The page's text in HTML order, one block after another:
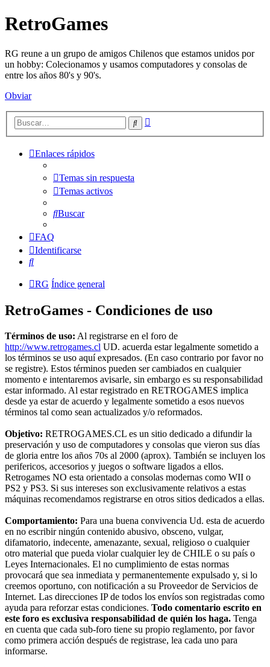
RetroGames
RG reune a un grupo de amigos Chilenos que estamos unidos por
un hobby: Colecionamos y usamos computadores y consolas de
entre los años 80's y 90's.
Obviar
Buscar
Enlaces rápidos
Temas sin respuesta
Temas activos
Buscar
FAQ
Identificarse
Buscar
RG Índice general
RetroGames - Condiciones de uso
Términos de uso: Al registrarse en el foro de
http://www.retrogames.cl UD. acuerda estar legalmente sometido a
los términos se uso aquí expresados. (En caso contrario por favor no
se registre). Estos términos pueden ser cambiados en cualquier
momento e intentaremos avisarle, sin embargo es su responsabilidad
estar informado. Al estar registrado en RETROGAMES implica
desde ya estar de acuerdo y legalmente sometido a esos nuevos
términos tal como sean actualizados y/o reformados.
Objetivo: RETROGAMES.CL es un sitio dedicado a difundir la
preservación y uso de computadores y consolas que vieron sus días
de gloria entre los años 70s al 2000 (aprox). También se incluyen los
perifericos, accesorios y juegos o software ligados a ellos.
Retrogames NO esta orientado a consolas modernas como WII o
PS2 y PS3. Si sus intereses son exclusivamente relativos a estas
máquinas recomendamos registrarse en otros sitios dedicados a ellas.
Comportamiento: Para una buena convivencia Ud. esta de acuerdo
en no escribir ningún contenido abusivo, obsceno, vulgar,
difamatorio, indecente, amenazante, sexual, religioso o cualquier
otro material que pueda violar cualquier ley de CHILE o su país o
Leyes Internacionales. El no cumplimiento de estas normas
provocará que sea inmediata y permanentemente expulsado y, si lo
creemos oportuno, con notificación a su Proveedor de Servicios de
Internet. Las direcciones IP de todos los envíos son registradas como
ayuda para reforzar estas condiciones. Todo comentario escrito en
este foro es exclusiva responsabilidad de quién los haga. Tenga
en cuenta que cada sub-foro tiene su propio reglamento, por favor
como primera acción después de registrase, lea cada uno para
informarse.